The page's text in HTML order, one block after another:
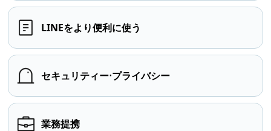
LINEをより便利に使う
セキュリティー⋅プライバシー
業務提携